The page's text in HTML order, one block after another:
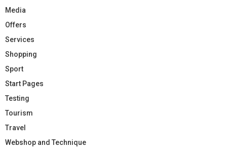
Media
Offers
Services
Shopping
Sport
Start Pages
Testing
Tourism
Travel
Webshop and Technique